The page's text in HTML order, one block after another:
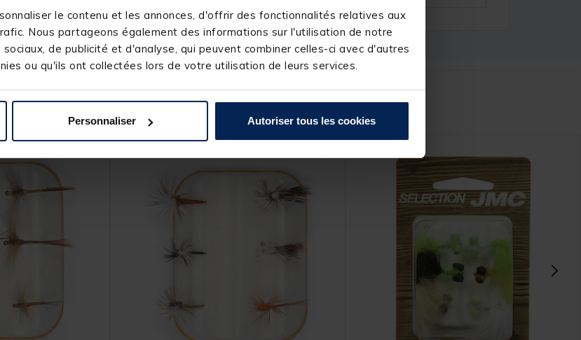
le contenu et les annonces, d'offrir des fonctionnalités relatives aux
Nous partageons également des informations sur l'utilisation de notre
de publicité et d'analyse, qui peuvent combiner celles-ci avec d'autres
ou qu'ils ont collectées lors de votre utilisation de leurs services.
Personnaliser Autoriser tous les cookies
pourraient vous intéresser :